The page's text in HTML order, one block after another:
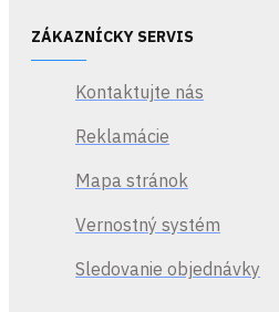
ZÁKAZNÍCKY SERVIS
Kontaktujte nás
Reklamácie
Mapa stránok
Vernostný systém
Sledovanie objednávky